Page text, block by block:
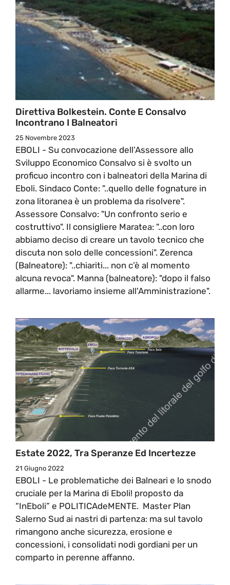
Direttiva Bolkestein. Conte E Consalvo
Incontrano I Balneatori
25 Novembre 2023
EBOLI - Su convocazione dell’Assessore allo
Sviluppo Economico Consalvo si è svolto un
proficuo incontro con i balneatori della Marina di
Eboli. Sindaco Conte: "..quello delle fognature in
zona litoranea è un problema da risolvere".
Assessore Consalvo: "Un confronto serio e
costruttivo". Il consigliere Maratea: "..con loro
abbiamo deciso di creare un tavolo tecnico che
discuta non solo delle concessioni". Zerenca
(Balneatore): "..chiariti... non c’è al momento
alcuna revoca". Manna (balneatore): "dopo il falso
allarme... lavoriamo insieme all'Amministrazione".
Estate 2022, Tra Speranze Ed Incertezze
21 Giugno 2022
EBOLI - Le problematiche dei Balneari e lo snodo
cruciale per la Marina di Eboli! proposto da
“InEboli” e POLITICAdeMENTE. Master Plan
Salerno Sud ai nastri di partenza: ma sul tavolo
rimangono anche sicurezza, erosione e
concessioni, i consolidati nodi gordiani per un
comparto in perenne affanno.